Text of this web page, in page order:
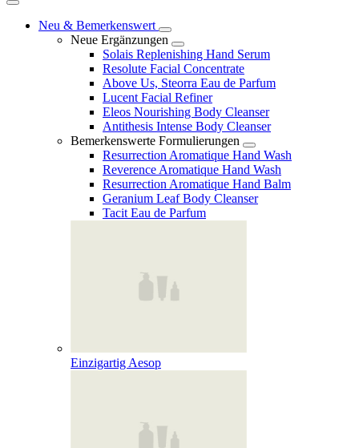
Neu & Bemerkenswert
Neue Ergänzungen
Solais Replenishing Hand Serum
Resolute Facial Concentrate
Above Us, Steorra Eau de Parfum
Lucent Facial Refiner
Eleos Nourishing Body Cleanser
Antithesis Intense Body Cleanser
Bemerkenswerte Formulierungen
Resurrection Aromatique Hand Wash
Reverence Aromatique Hand Wash
Resurrection Aromatique Hand Balm
Geranium Leaf Body Cleanser
Tacit Eau de Parfum
Einzigartig Aesop